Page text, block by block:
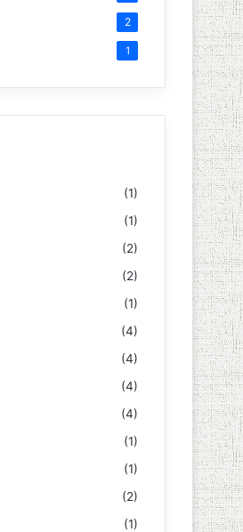
2
1
(1)
(1)
(2)
(2)
(1)
(4)
(4)
(4)
(4)
(1)
(1)
(2)
(1)